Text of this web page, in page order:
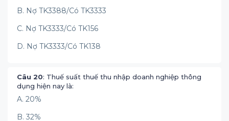
B. Nợ TK3388/Có TK3333
C. Nợ TK3333/Có TK156
D. Nợ TK3333/Có TK138
Câu 20: Thuế suất thuế thu nhập doanh nghiệp thông
dụng hiện nay là:
A. 20%
B. 32%